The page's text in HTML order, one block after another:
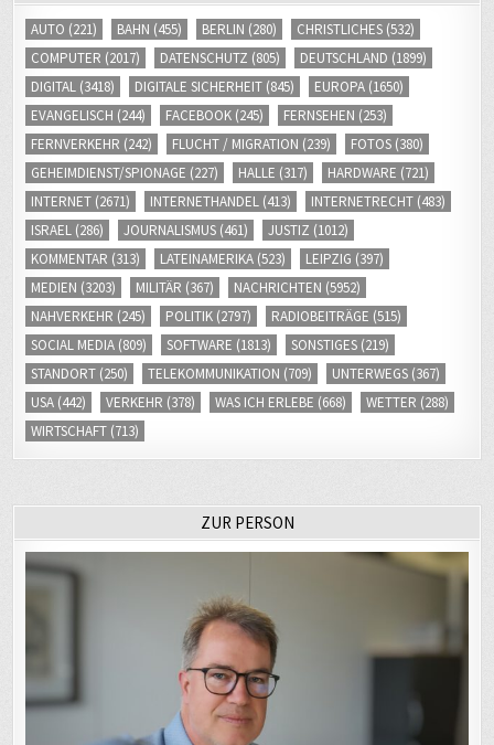
AUTO (221) BAHN (455) BERLIN (280) CHRISTLICHES (532)
COMPUTER (2017) DATENSCHUTZ (805) DEUTSCHLAND (1899)
DIGITAL (3418) DIGITALE SICHERHEIT (845) EUROPA (1650)
EVANGELISCH (244) FACEBOOK (245) FERNSEHEN (253)
FERNVERKEHR (242) FLUCHT / MIGRATION (239) FOTOS (380)
GEHEIMDIENST/SPIONAGE (227) HALLE (317) HARDWARE (721)
INTERNET (2671) INTERNETHANDEL (413) INTERNETRECHT (483)
ISRAEL (286) JOURNALISMUS (461) JUSTIZ (1012)
KOMMENTAR (313) LATEINAMERIKA (523) LEIPZIG (397)
MEDIEN (3203) MILITÄR (367) NACHRICHTEN (5952)
NAHVERKEHR (245) POLITIK (2797) RADIOBEITRÄGE (515)
SOCIAL MEDIA (809) SOFTWARE (1813) SONSTIGES (219)
STANDORT (250) TELEKOMMUNIKATION (709) UNTERWEGS (367)
USA (442) VERKEHR (378) WAS ICH ERLEBE (668) WETTER (288)
WIRTSCHAFT (713)
ZUR PERSON